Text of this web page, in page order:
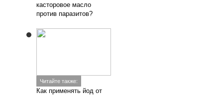
касторовое масло
против паразитов?
Читайте также:
Как применять йод от